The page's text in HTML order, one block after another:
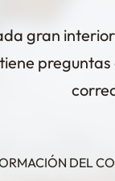
gran
tiene preguntas
DEL